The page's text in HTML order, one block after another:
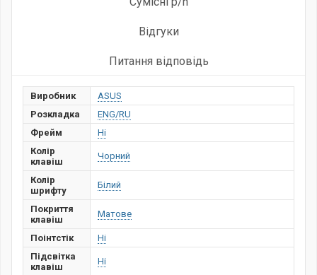
Відгуки
Питання відповідь
Виробник
ASUS
Розкладка
ENG/RU
Фрейм
Ні
Колір
клавіш
Чорний
Колір
шрифту
Білий
Покриття
клавіш
Матове
Поінтстік
Ні
Підсвітка
клавіш
Ні